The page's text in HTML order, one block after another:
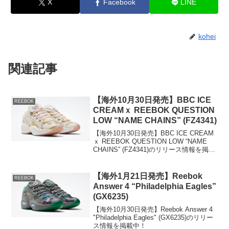
X Facebook LINE
kohei
関連記事
REEBOK
【海外10月30日発売】BBC ICE
CREAMｘ REEBOK QUESTION
LOW “NAME CHAINS” (FZ4341)
【海外10月30日発売】BBC ICE CREAM
ｘ REEBOK QUESTION LOW “NAME
CHAINS” (FZ4341)のリリース情報を掲載
REEBOK
【海外1月21日発売】Reebok
Answer 4 “Philadelphia Eagles”
(GX6235)
【海外10月30日発売】Reebok Answer 4
"Philadelphia Eagles" (GX6235)のリリー
ス情報を掲載中！